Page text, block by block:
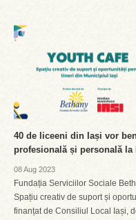
40 de liceeni din Iași vor
profesională și personală
08 Aug 2023
Fundația Serviciilor Sociale
Spațiu creativ de suport și
finanțat de Consiliul Local Iași,